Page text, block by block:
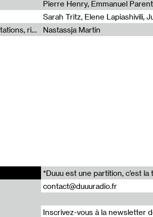
le samedi 6 juin 2026, au sein d’une
Djinne Squad (Eden Tinto Collins)
Mouton)
Pierre Henry, Emmanuel Parent
Sous le paysage - Habiter les éléments #3 : Interprétations, rituels et symboliques des éléments Nastassja Martin
*Duuu est une partition, c’est
contact@duuuradio.fr
Inscrivez-vous à la newsletter